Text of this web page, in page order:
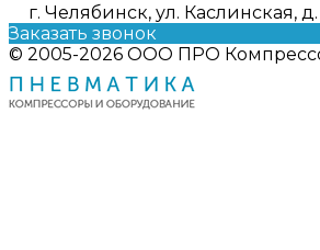
г. Челябинск, ул. Каслинская,
Заказать звонок
© 2005-2026 ООО ПРО